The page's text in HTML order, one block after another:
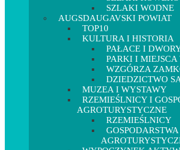
SZLAKI WODNE
AUGSDAUGAVSKI POWIAT
TOP10
KULTURA I HISTORIA
PAŁACE I
PARKI I
WZGÓRZA
DZIEDZICTWO
MUZEA I WYSTAWY
RZEMIEŚLNICY I
AGROTURYSTYCZNE
RZEMIEŚLNICY
GOSPODARSTWA